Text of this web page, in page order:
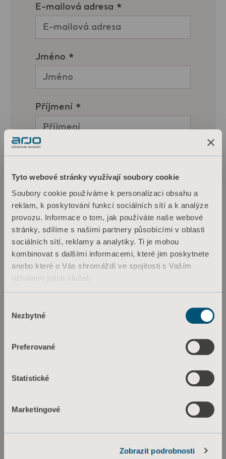
Tyto webové stránky využívají soubory cookie
Soubory cookie používáme k personalizaci obsahu a
reklam, k poskytování funkcí sociálních sítí a k analýze
provozu. Informace o tom, jak používáte naše webové
stránky, sdílíme s našimi partnery působícími v oblasti
sociálních sítí, reklamy a analytiky. Ti je mohou
kombinovat s dalšími informacemi, které jim poskytnete
anebo které o Vás shromáždí ve spojitosti s Vaším
užíváním jejich služeb.
souhlasu
Nezbytné
Preferované
Statistické
Marketingové
Zobrazit podrobnosti